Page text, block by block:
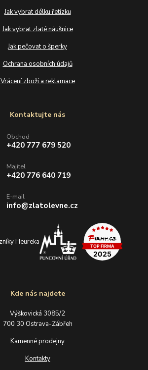
Jak vybrat délku řetízku
Jak vybrat zlaté náušnice
Jak pečovat o šperky
Ochrana osobních údajů
Vrácení zboží a reklamace
Kde nás najdete
Výškovická 3085/2
700 30 Ostrava-Zábřeh
Kamenné prodejny
Kontakty
Kontaktujte nás
Obchod
+420 777 679 520
Majitel
+420 776 640 719
E-mail
info@zlatolevne.cz